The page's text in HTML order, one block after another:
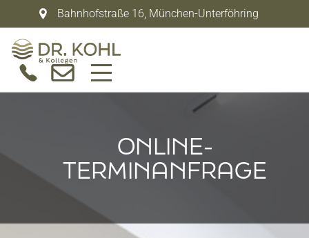
Bahnhofstraße 16, München-Unterföhring
ONLINE-
TERMINANFRAGE